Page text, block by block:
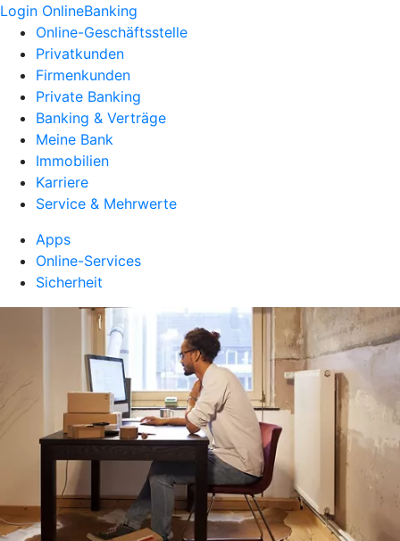
Login OnlineBanking
Online-Geschäftsstelle
Privatkunden
Firmenkunden
Private Banking
Banking & Verträge
Meine Bank
Immobilien
Karriere
Service & Mehrwerte
Apps
Online-Services
Sicherheit